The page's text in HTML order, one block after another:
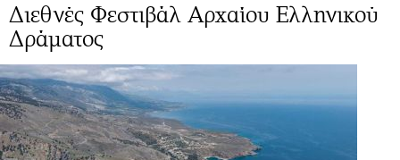
Διεθνές Φεστιβάλ Αρχαίου Ελληνικού
Δράματος